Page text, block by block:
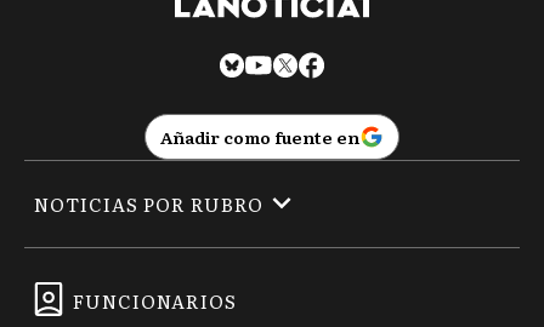
Añadir como fuente en
FUNCIONARIOS
NOTICIAS POR RUBRO